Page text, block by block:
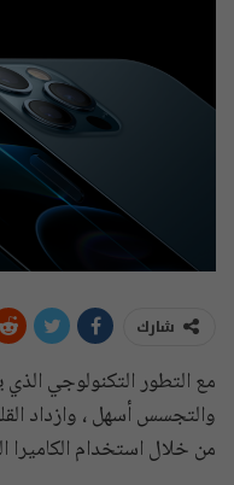
شارك
مع التطور التكنولوجي
والتجسس أسهل ، وازداد
من خلال استخدام الكاميرا